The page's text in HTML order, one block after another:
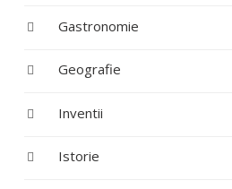
Gastronomie
Geografie
Inventii
Istorie